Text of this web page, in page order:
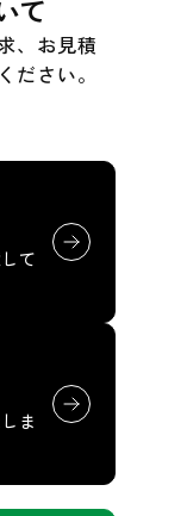
て
、お見積
ださい。
て
ま